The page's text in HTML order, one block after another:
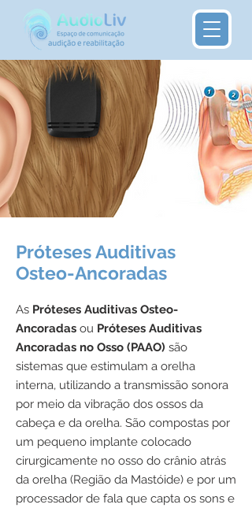
Próteses Auditivas
Osteo-Ancoradas
As Próteses Auditivas Osteo-
Ancoradas ou Próteses Auditivas
Ancoradas no Osso (PAAO) são
sistemas que estimulam a orelha
interna, utilizando a transmissão sonora
por meio da vibração dos ossos da
cabeça e da orelha. São compostas por
um pequeno implante colocado
cirurgicamente no osso do crânio atrás
da orelha (Região da Mastóide) e por um
processador de fala que capta os sons e